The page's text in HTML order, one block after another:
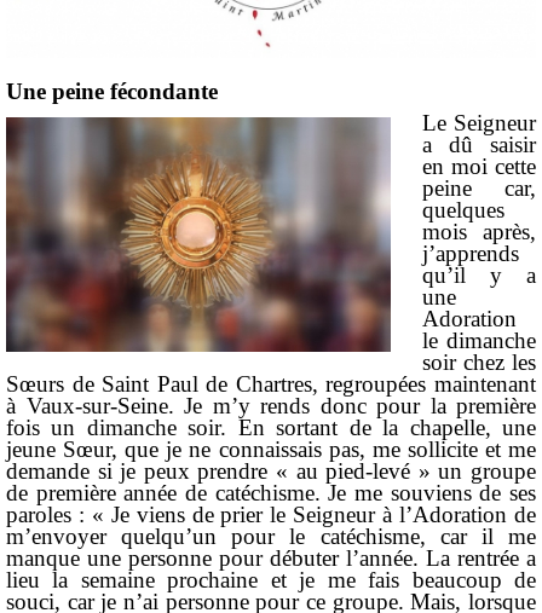
Une peine fécondante
Le Seigneur
a dû saisir
en moi cette
peine car,
quelques
mois après,
j’apprends
qu’il y a
une
Adoration
le dimanche
soir chez les
Sœurs de Saint Paul de Chartres, regroupées maintenant
à Vaux‑sur‑Seine. Je m’y rends donc pour la première
fois un dimanche soir. En sortant de la chapelle, une
jeune Sœur, que je ne connaissais pas, me sollicite et me
demande si je peux prendre « au pied-levé » un groupe
de première année de catéchisme. Je me souviens de ses
paroles : « Je viens de prier le Seigneur à l’Adoration de
m’envoyer quelqu’un pour le catéchisme, car il me
manque une personne pour débuter l’année. La rentrée a
lieu la semaine prochaine et je me fais beaucoup de
souci, car je n’ai personne pour ce groupe. Mais, lorsque